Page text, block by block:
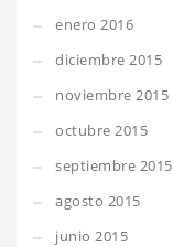
enero 2016
diciembre 2015
noviembre 2015
octubre 2015
septiembre 2015
agosto 2015
junio 2015